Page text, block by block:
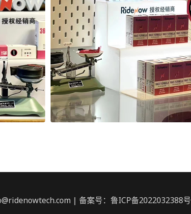
| 备案号：鲁ICP备2022032388号